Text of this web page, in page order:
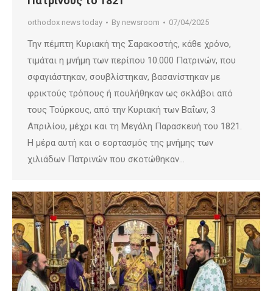
orthodox news today By newsroom 07/04/2025
Την πέμπτη Κυριακή της Σαρακοστής, κάθε χρόνο,
τιμάται η μνήμη των περίπου 10.000 Πατρινών, που
σφαγιάστηκαν, σουβλίστηκαν, βασανίστηκαν με
φρικτούς τρόπους ή πουλήθηκαν ως σκλάβοι από
τους Τούρκους, από την Κυριακή των Βαΐων, 3
Απριλίου, μέχρι και τη Μεγάλη Παρασκευή του 1821.
Η μέρα αυτή και ο εορτασμός της μνήμης των
χιλιάδων Πατρινών που σκοτώθηκαν…